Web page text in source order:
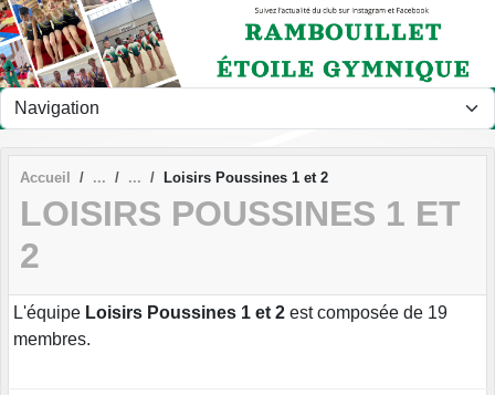
Accueil Loisirs Poussines 1 et 2
LOISIRS POUSSINES 1 ET
2
L'équipe Loisirs Poussines 1 et 2 est composée de 19
membres.
Panneau de gestion des cookies